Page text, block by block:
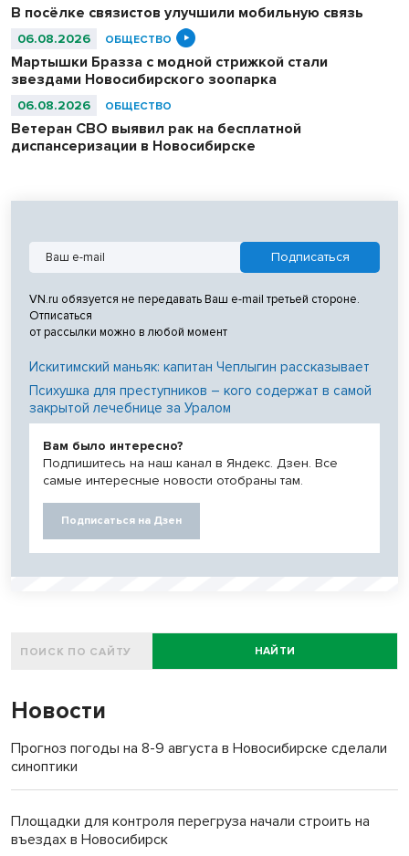
В посёлке связистов улучшили мобильную связь
06.08.2026 ОБЩЕСТВО
Мартышки Бразза с модной стрижкой стали
звездами Новосибирского зоопарка
06.08.2026 ОБЩЕСТВО
Ветеран СВО выявил рак на бесплатной
диспансеризации в Новосибирске
VN.ru обязуется не передавать Ваш e-mail третьей стороне.
Отписаться
от рассылки можно в любой момент
Искитимский маньяк: капитан Чеплыгин рассказывает
Психушка для преступников – кого содержат в самой
закрытой лечебнице за Уралом
Вам было интересно?
Подпишитесь на наш канал в Яндекс. Дзен. Все
самые интересные новости отобраны там.
Подписаться на Дзен
НАЙТИ
Новости
Прогноз погоды на 8-9 августа в Новосибирске сделали
синоптики
Площадки для контроля перегруза начали строить на
въездах в Новосибирск